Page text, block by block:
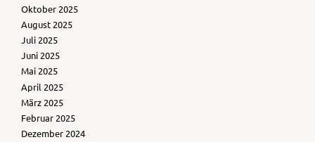
Oktober 2025
August 2025
Juli 2025
Juni 2025
Mai 2025
April 2025
März 2025
Februar 2025
Dezember 2024